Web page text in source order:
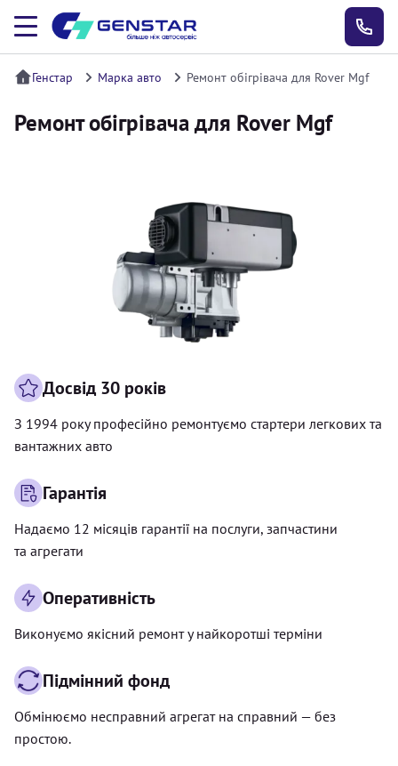
Генстар Марка авто Ремонт обігрівача для Rover Mgf
Ремонт обігрівача для Rover Mgf
Досвід 30 років
З 1994 року професійно ремонтуємо стартери легкових та
вантажних авто
Гарантія
Надаємо 12 місяців гарантії на послуги, запчастини
та агрегати
Оперативність
Виконуємо якісний ремонт у найкоротші терміни
Підмінний фонд
Обмінюємо несправний агрегат на справний — без
простою.